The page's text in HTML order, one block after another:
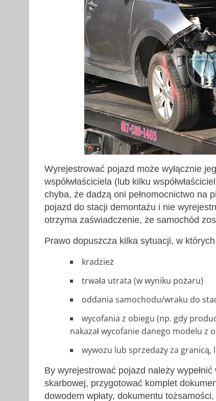
Wyrejestrować pojazd może wyłącznie
współwłaściciela (lub kilku
chyba, że dadzą oni pełnomocnictwo na
pojazd do stacji demontażu i nie
otrzyma zaświadczenie, że samochód
Prawo dopuszcza kilka sytuacji, w
kradzież
trwała utrata (w wyniku pożaru)
oddania samochodu/wraku do
wycofania z obiegu (np. gdy
nakazał wycofanie danego modelu z
wywozu lub sprzedaży za
By wyrejestrować pojazd należy wypełnić
skarbowej, przygotować komplet
dowodem wpłaty, dokumentu